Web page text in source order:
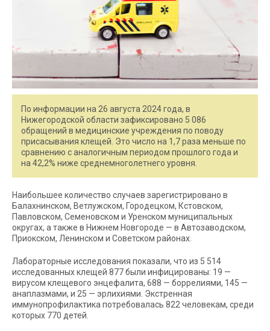
По информации на 26 августа 2024 года, в
Нижегородской области зафиксировано 5 086
обращений в медицинские учреждения по поводу
присасывания клещей. Это число на 1,7 раза меньше по
сравнению с аналогичным периодом прошлого года и
на 42,2% ниже среднемноголетнего уровня.
Наибольшее количество случаев зарегистрировано в
Балахнинском, Ветлужском, Городецком, Кстовском,
Павловском, Семеновском и Уренском муниципальных
округах, а также в Нижнем Новгороде — в Автозаводском,
Приокском, Ленинском и Советском районах.
Лабораторные исследования показали, что из 5 514
исследованных клещей 877 были инфицированы: 19 —
вирусом клещевого энцефалита, 688 — боррелиями, 145 —
анаплазмами, и 25 — эрлихиями. Экстренная
иммунопрофилактика потребовалась 822 человекам, среди
которых 770 детей.